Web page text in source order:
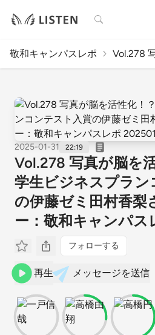
検索
敬和キャンパスレポ Vol.278
2025-01-31 22:19
Vol.278 写真が脳を
学生ビジネスプラン
の伊藤ゼミ田村香梨
ー：敬和キャンパス
フォローする
再生 メッセージを送信